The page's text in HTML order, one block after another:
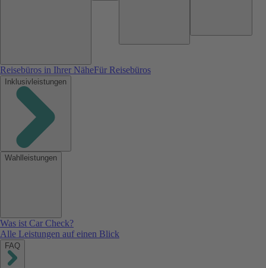
Reisebüros in Ihrer NäheFür Reisebüros
Inklusivleistungen
Wahlleistungen
Was ist Car Check?
Alle Leistungen auf einen Blick
FAQ